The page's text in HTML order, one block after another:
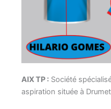
AIX TP :Société
aspiration située à